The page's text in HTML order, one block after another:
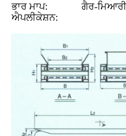
ਭਾਰ ਮਾਪ:
ਐਪਲੀਕੇਸ਼ਨ:
ਗੈਰ-